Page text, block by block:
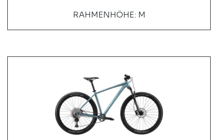
RAHMENHÖHE: M